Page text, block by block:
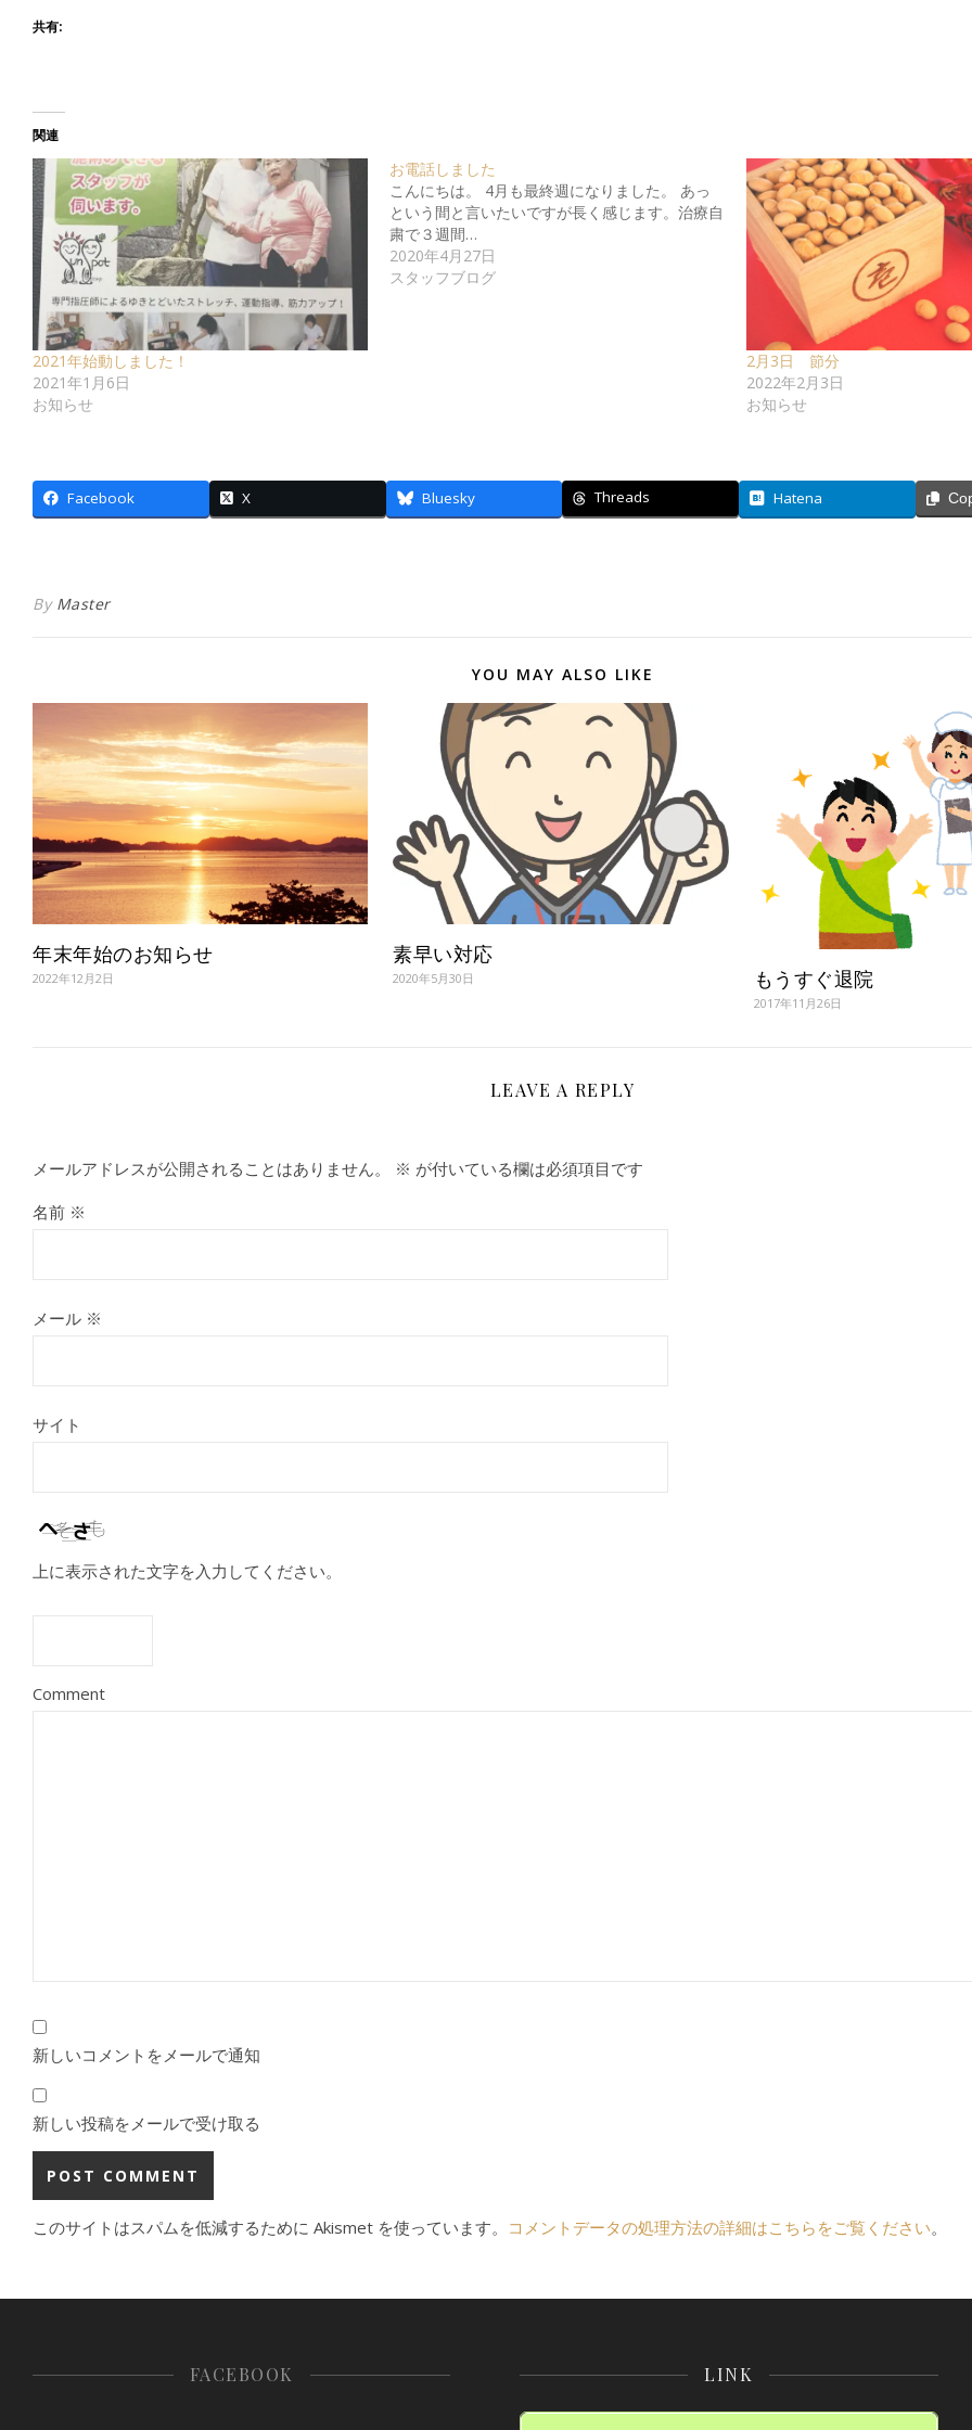
共有:
関連
2021年始動しました！
2021年1月6日
お知らせ
お電話しました
こんにちは。 4月も最終週になりました。 あっ
という間と言いたいですが長く感じます。治療自
粛で３週間…
2020年4月27日
スタッフブログ
2月3日 節分
2022年2月3日
お知らせ
Facebook X Bluesky Threads Hatena
By Master
YOU MAY ALSO LIKE
年末年始のお知らせ
2022年12月2日
素早い対応
2020年5月30日 もうすぐ退院
2017年11月26日
LEAVE A REPLY
メールアドレスが公開されることはありません。 ※ が付いている欄は必須項目です
名前 ※
メール ※
サイト
上に表示された文字を入力してください。
Comment
新しいコメントをメールで通知
新しい投稿をメールで受け取る
このサイトはスパムを低減するために Akismet を使っています。 コメントデータの処理方法の詳細はこちらをご覧ください。
FACEBOOK LINK